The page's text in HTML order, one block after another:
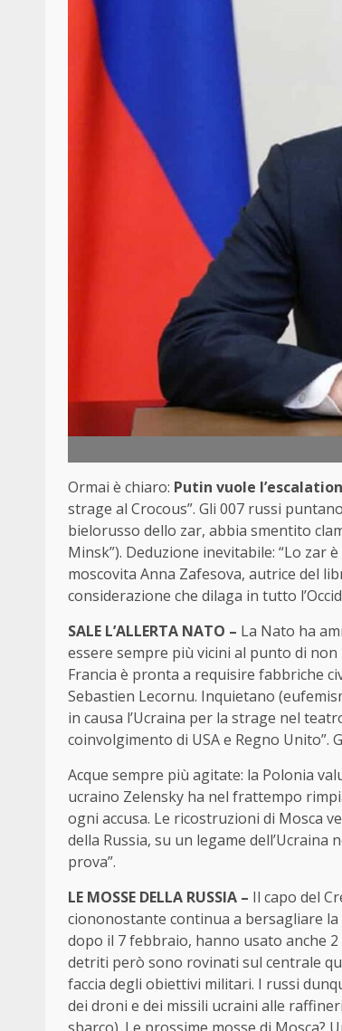
Ormai è chiaro: Putin vuole l’escalation
strage al Crocous”. Gli 007 russi
bielorusso dello zar, abbia smentito
Minsk”). Deduzione inevitabile: “Lo zar
moscovita Anna Zafesova, autrice del
considerazione che dilaga in tutto
SALE L’ALLERTA NATO – La Nato ha
essere sempre più vicini al punto di
Francia è pronta a requisire fabbriche
Sebastien Lecornu. Inquietano
in causa l’Ucraina per la strage nel
coinvolgimento di USA e Regno Unito”.
Acque sempre più agitate: la Polonia
ucraino Zelensky ha nel frattempo
ogni accusa. Le ricostruzioni di Mosca
della Russia, su un legame
prova”.
LE MOSSE DELLA RUSSIA – Il capo del
ciononostante continua a bersagliare
dopo il 7 febbraio, hanno usato anche
detriti però sono rovinati sul centrale
faccia degli obiettivi militari. I russi
dei droni e dei missili ucraini alle